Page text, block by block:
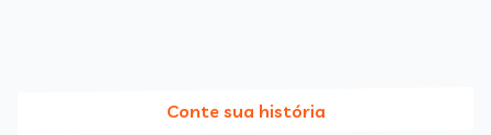
Conte sua história